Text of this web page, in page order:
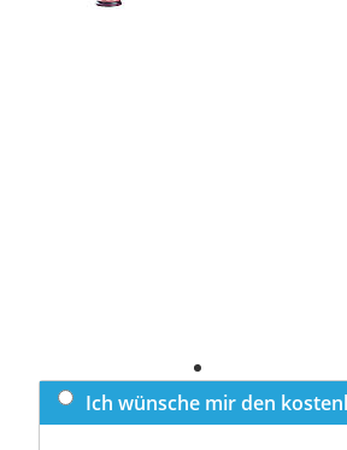
Ich wünsche mir den